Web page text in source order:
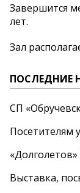
Завершится
лет.
Зал
ПОСЛЕДНИЕ
СП
Посетителям
Выставка,